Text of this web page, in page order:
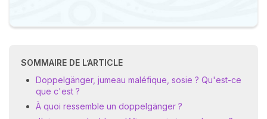
SOMMAIRE DE L’ARTICLE
Doppelgänger, jumeau maléfique, sosie ? Qu'est-ce
que c'est ?
À quoi ressemble un doppelgänger ?